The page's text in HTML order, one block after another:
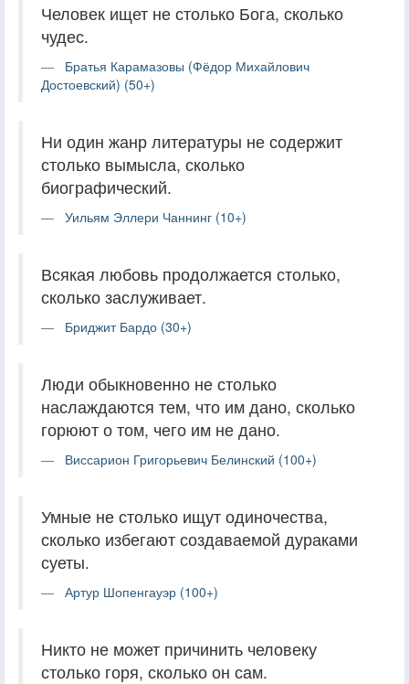
Человек ищет не столько Бога, сколько
чудес.
Братья Карамазовы (Фёдор Михайлович
Достоевский) (50+)
Ни один жанр литературы не содержит
столько вымысла, сколько
биографический.
Уильям Эллери Чаннинг (10+)
Всякая любовь продолжается столько,
сколько заслуживает.
Бриджит Бардо (30+)
Люди обыкновенно не столько
наслаждаются тем, что им дано, сколько
горюют о том, чего им не дано.
Виссарион Григорьевич Белинский (100+)
Умные не столько ищут одиночества,
сколько избегают создаваемой дураками
суеты.
Артур Шопенгауэр (100+)
Никто не может причинить человеку
столько горя, сколько он сам.